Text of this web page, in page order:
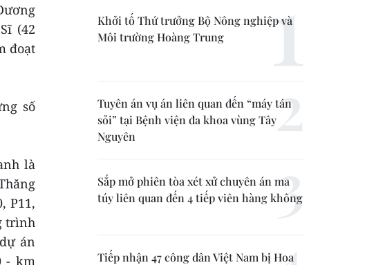
(42
đoạt
số
là
P11,
trình
án
- km
Khởi tố Thứ trưởng Bộ Nông nghiệp và
Môi trường Hoàng Trung
Tuyên án vụ án liên quan đến “máy tán
sỏi” tại Bệnh viện đa khoa vùng Tây
Nguyên
Sắp mở phiên tòa xét xử chuyên án ma
túy liên quan đến 4 tiếp viên hàng không
Tiếp nhận 47 công dân Việt Nam bị Hoa